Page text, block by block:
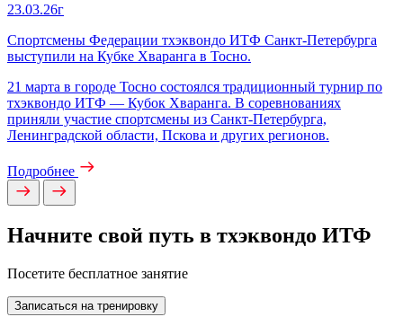
23.03.26г
Спортсмены Федерации тхэквондо ИТФ Санкт‑Петербурга
выступили на Кубке Хваранга в Тосно.
21 марта в городе Тосно состоялся традиционный турнир по
тхэквондо ИТФ — Кубок Хваранга. В соревнованиях
приняли участие спортсмены из Санкт‑Петербурга,
Ленинградской области, Пскова и других регионов.
Подробнее
Начните свой путь в тхэквондо ИТФ
Посетите бесплатное занятие
Записаться на тренировку